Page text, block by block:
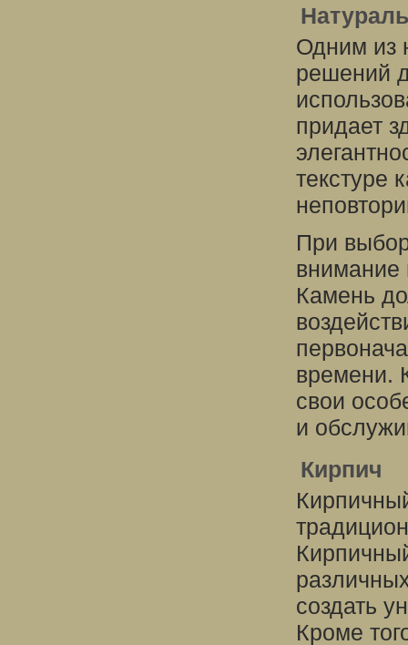
Одним из
решений
придает
текстуре
При
внимание
Камень
времени.
свои
и
Кирпич
создать
Кроме